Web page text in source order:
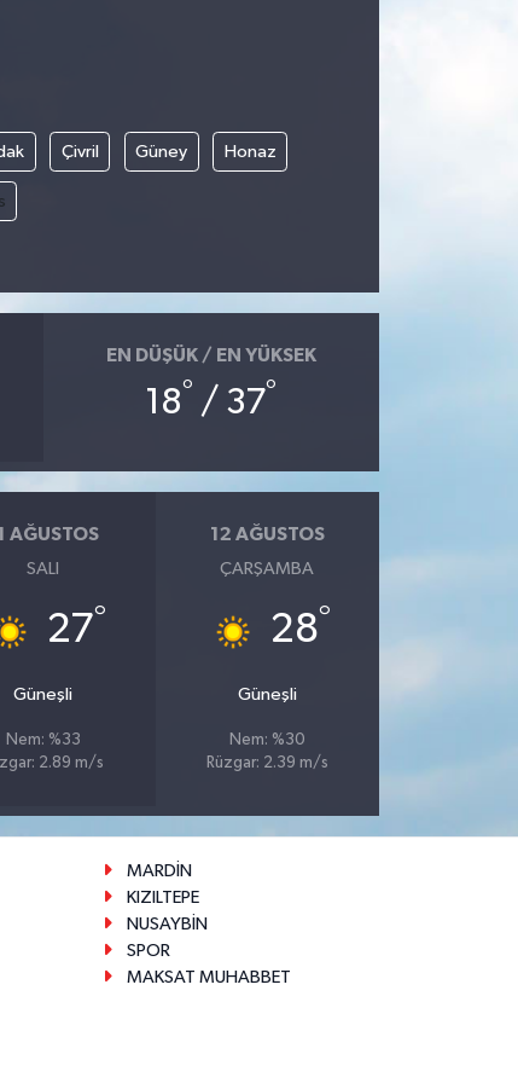
Çivril Güney Honaz
EN DÜŞÜK / EN YÜKSEK
18° / 37°
AĞUSTOS
SALI
27°
Güneşli
Nem: %33
2.89 m/s
12 AĞUSTOS
ÇARŞAMBA
28°
Güneşli
Nem: %30
Rüzgar: 2.39 m/s
MARDİN
KIZILTEPE
NUSAYBİN
SPOR
MAKSAT MUHABBET